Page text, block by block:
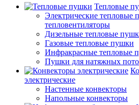
Тепловые
Электрические тепловые
тепловентиляторы
Дизельные тепловые
Газовые тепловые пушки
Инфракрасные тепловые
Пушки для натяжных
электрические
Настенные конвекторы
Напольные конвекторы